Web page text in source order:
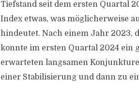
Tiefstand seit dem ersten Quartal
Index etwas, was möglicherweise
hindeutet. Nach einem Jahr 2023,
konnte im ersten Quartal 2024 ein
erwarteten langsamen
einer Stabilisierung und dann zu